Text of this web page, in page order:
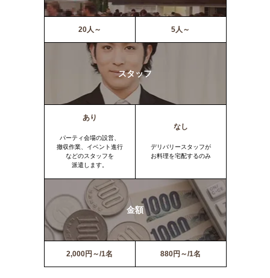
20人～ 5人～
スタッフ
あり
パーティ会場の設営、
撤収作業、イベント進行
などのスタッフを
派遣します。
なし
デリバリースタッフが
お料理を宅配するのみ
金額
2,000円～/1名 880円～/1名